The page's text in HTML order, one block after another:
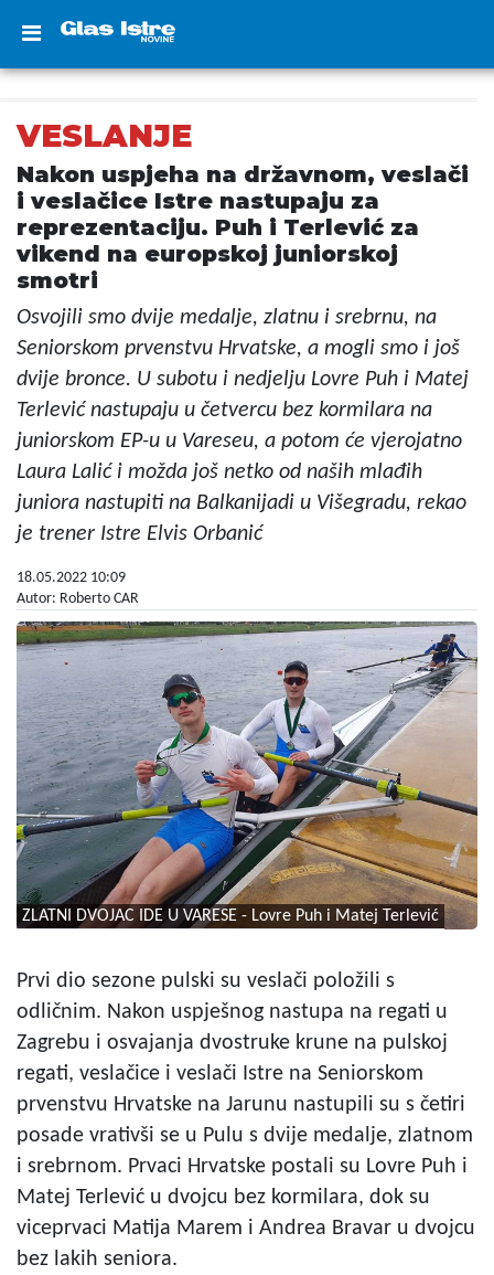
VESLANJE
Nakon uspjeha na državnom, veslači
i veslačice Istre nastupaju za
reprezentaciju. Puh i Terlević za
vikend na europskoj juniorskoj
smotri
Osvojili smo dvije medalje, zlatnu i srebrnu, na
Seniorskom prvenstvu Hrvatske, a mogli smo i još
dvije bronce. U subotu i nedjelju Lovre Puh i Matej
Terlević nastupaju u četvercu bez kormilara na
juniorskom EP-u u Vareseu, a potom će vjerojatno
Laura Lalić i možda još netko od naših mlađih
juniora nastupiti na Balkanijadi u Višegradu, rekao
je trener Istre Elvis Orbanić
18.05.2022 10:09
Autor: Roberto CAR
ZLATNI DVOJAC IDE U VARESE - Lovre Puh i Matej Terlević
Prvi dio sezone pulski su veslači položili s
odličnim. Nakon uspješnog nastupa na regati u
Zagrebu i osvajanja dvostruke krune na pulskoj
regati, veslačice i veslači Istre na Seniorskom
prvenstvu Hrvatske na Jarunu nastupili su s četiri
posade vrativši se u Pulu s dvije medalje, zlatnom
i srebrnom. Prvaci Hrvatske postali su Lovre Puh i
Matej Terlević u dvojcu bez kormilara, dok su
viceprvaci Matija Marem i Andrea Bravar u dvojcu
bez lakih seniora.